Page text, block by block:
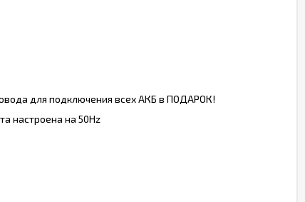
для подключения всех АКБ в ПОДАРОК!
настроена на 50Hz